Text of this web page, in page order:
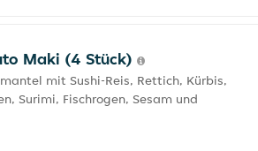
Maki (4 Stück)
mit Sushi-Reis, Rettich, Kürbis,
Surimi, Fischrogen, Sesam und